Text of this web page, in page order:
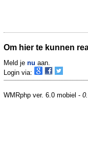
Om hier te kunnen
Meld je nu aan.
Login via:
WMRphp ver. 6.0 mobiel -